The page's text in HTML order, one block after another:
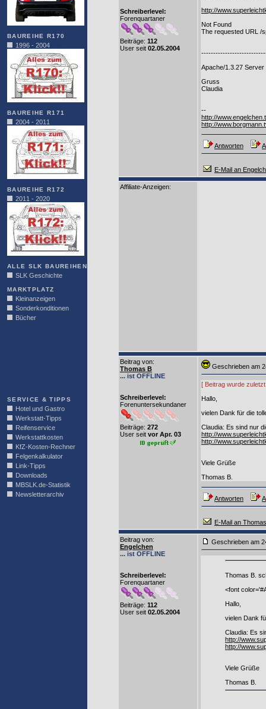
BAUREIHE R170
1996 - 2004
BAUREIHE R171
2004 - 2011
BAUREIHE R172
2011 - 2020
ALLE SLK BAUREIHEN
SLK Geschichte
MARKTPLATZ
Kleinanzeigen
Sonderkonditionen
Bücher
SERVICE & TIPPS
Hotel und Gastro
Werkstatt-Tipps
Reifenservice
Werkstattkosten
KfZ-Kosten-Rechner
Felgenkalkulator
Link-Tipps
Downloads
MBSLK.de-Statistik
Newsletterarchiv
Schreiberlevel:
Forenquartaner
Beiträge: 112
User seit 02.05.2004
http://
Not Found
The requested URL /
Apache/1.3.27
Gruss
Claudia
--
http://
http://
Antworten
E-Mail an
Affiliate-Anzeigen:
Beitrag von:
Thomas B
... ist OFFLINE
Schreiberlevel:
Forenuntersekundaner
Beiträge: 272
User seit vor Apr. 03
Geschrieben
[ Beitrag wurde
Hallo,
vielen Dank für die
Claudia: Es sind nur
http://
http://
Viele Grüße
Thomas B.
Antworten
E-Mail an
Beitrag von:
Engelchen
... ist OFFLINE
Schreiberlevel:
Forenquartaner
Beiträge: 112
User seit 02.05.2004
Geschrieben
Thomas B.
<font
Hallo,
vielen Dank
Claudia: Es
http://
http://
Viele Grüße
Thomas B.